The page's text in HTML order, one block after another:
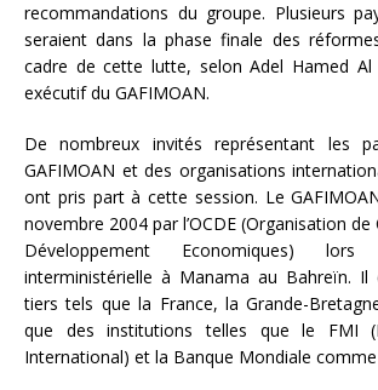
recommandations du groupe. Plusieurs
seraient dans la phase finale des
cadre de cette lutte, selon Adel Hamed Al
exécutif du GAFIMOAN.
De nombreux invités représentant les
GAFIMOAN et des organisations
ont pris part à cette session. Le
novembre 2004 par l’OCDE (Organisation
Développement Economiques) lors
interministérielle à Manama au Bahreïn. Il
tiers tels que la France, la Grande-
que des institutions telles que le FMI
International) et la Banque Mondiale